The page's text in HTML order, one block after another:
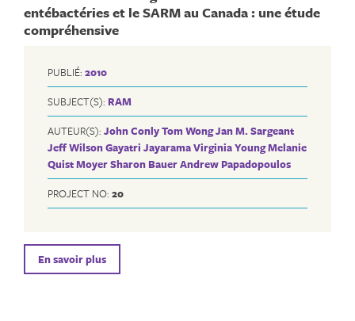
entébactéries et le SARM au Canada : une étude
compréhensive
PUBLIÉ: 2010
SUBJECT(S): RAM
AUTEUR(S): John ConlyTom WongJan M. Sargeant
Jeff WilsonGayatri JayaramaVirginia YoungMelanie
Quist MoyerSharon BauerAndrew Papadopoulos
PROJECT NO: 20
En savoir plus